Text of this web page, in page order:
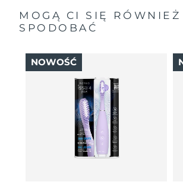
MOGĄ CI SIĘ RÓWNIEŻ
SPODOBAĆ
NOWOŚĆ